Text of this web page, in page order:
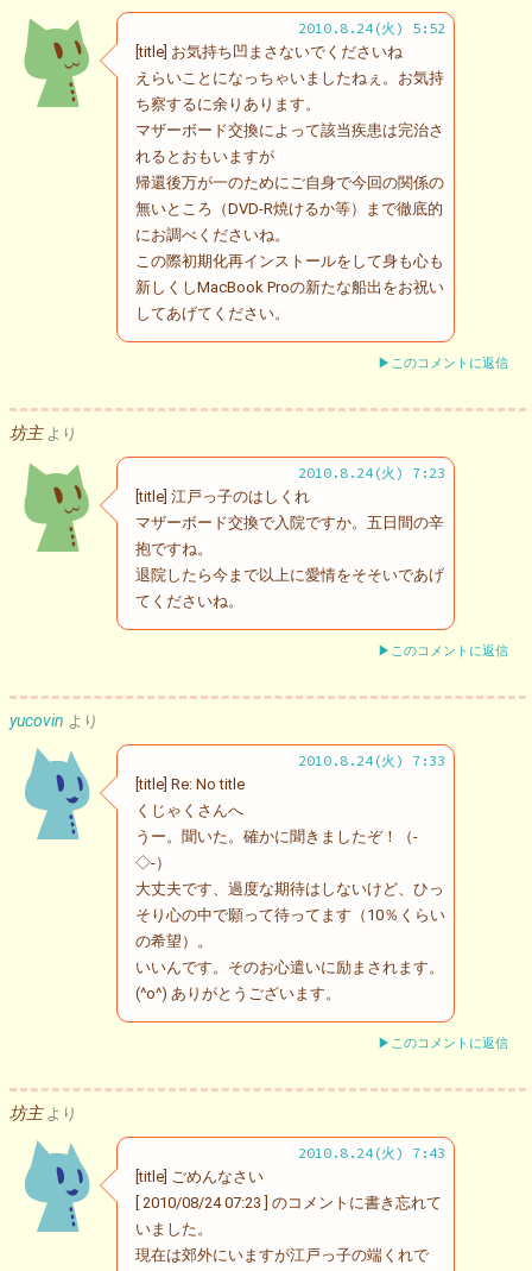
2010.8.24(火) 5:52
[title] お気持ち凹まさないでくださいね
えらいことになっちゃいましたねぇ。お気持
ち察するに余りあります。
マザーボード交換によって該当疾患は完治さ
れるとおもいますが
帰還後万が一のためにご自身で今回の関係の
無いところ（DVD-R焼けるか等）まで徹底的
にお調べくださいね。
この際初期化再インストールをして身も心も
新しくしMacBook Proの新たな船出をお祝い
してあげてください。
▶このコメントに返信
坊主 より
2010.8.24(火) 7:23
[title] 江戸っ子のはしくれ
マザーボード交換で入院ですか。五日間の辛
抱ですね。
退院したら今まで以上に愛情をそそいであげ
てくださいね。
▶このコメントに返信
yucovin より
2010.8.24(火) 7:33
[title] Re: No title
くじゃくさんへ
うー。聞いた。確かに聞きましたぞ！（-
◇-）
大丈夫です、過度な期待はしないけど、ひっ
そり心の中で願って待ってます（10％くらい
の希望）。
いいんです。そのお心遣いに励まされます。
(^o^) ありがとうございます。
▶このコメントに返信
坊主 より
2010.8.24(火) 7:43
[title] ごめんなさい
[ 2010/08/24 07:23 ] のコメントに書き忘れて
いました。
現在は郊外にいますが江戸っ子の端くれで